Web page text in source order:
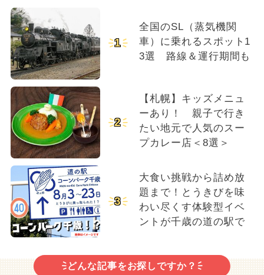
1
全国のSL（蒸気機関
車）に乗れるスポット1
3選 路線＆運行期間も
2
【札幌】キッズメニュ
ーあり！ 親子で行き
たい地元で人気のスー
プカレー店＜8選＞
3
大食い挑戦から詰め放
題まで！とうきびを味
わい尽くす体験型イベ
ントが千歳の道の駅で
どんな記事をお探しですか？